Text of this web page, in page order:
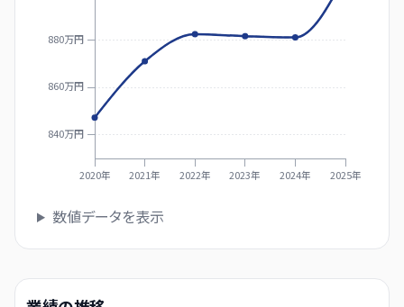
840万円
860万円
880万円
2020年 2021年 2022年 2023年 2024年 2025年
数値データを表示